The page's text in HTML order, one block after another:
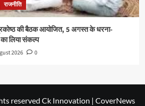
राजनीति
की बैठक आयोजित, 5 अगस्त के धरना-
लिया संकल्प
2026 0
reserved Ck Innovation | CoverNews